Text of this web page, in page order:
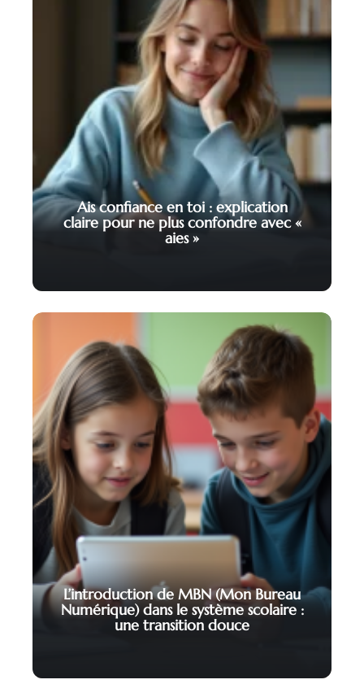
Ais confiance en toi : explication
claire pour ne plus confondre avec «
aies »
L’introduction de MBN (Mon Bureau
Numérique) dans le système scolaire :
une transition douce